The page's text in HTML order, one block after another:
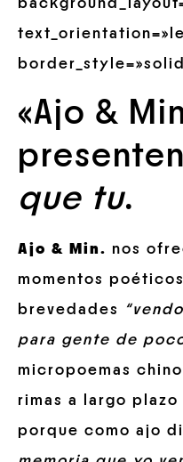
«Ajo &
presenten
que tu.
Ajo & Min. nos
momentos
brevedades
para gente de
micropoemas
rimas a largo
porque como ajo